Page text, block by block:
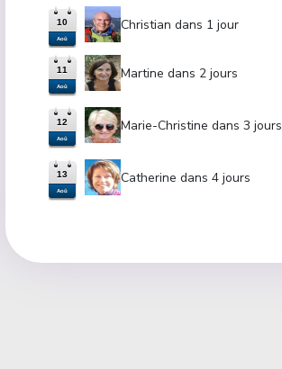
10
Aoû
Christian dans 1 jour
11
Aoû
Martine dans 2 jours
12
Aoû
Marie-Christine dans 3 jours
13
Aoû
Catherine dans 4 jours